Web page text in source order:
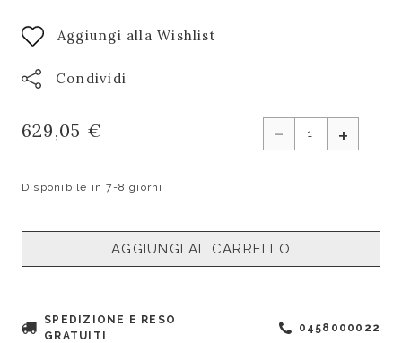
Aggiungi alla Wishlist
Condividi
629,05 € - +
Disponibile in 7-8 giorni
AGGIUNGI AL CARRELLO
SPEDIZIONE E RESO
GRATUITI
0458000022